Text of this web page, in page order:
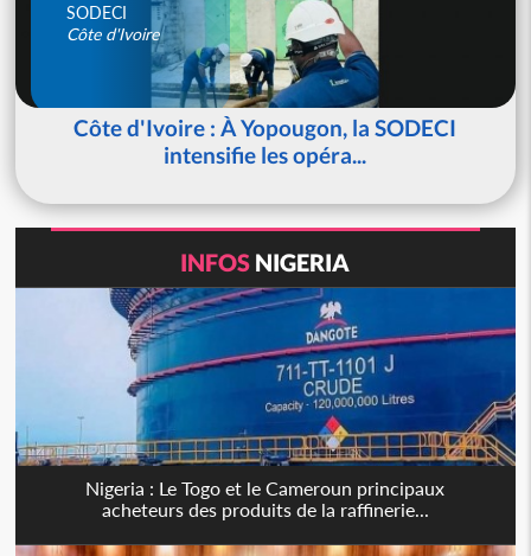
SODECI
Côte d'Ivoire
Côte d'Ivoire : À Yopougon, la SODECI
intensifie les opéra...
INFOS NIGERIA
Nigeria : Le Togo et le Cameroun principaux
acheteurs des produits de la raffinerie...